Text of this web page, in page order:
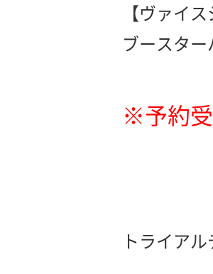
【ヴァイ
ブースタ
※予約受
トライア